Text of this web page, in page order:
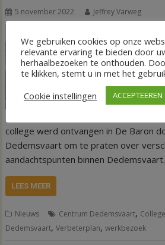
5 november 2022 Jeffrey Varweg
college werd ontvangen in De Baron
Dedemsvaart om te praten over
aandachtspunten binnen Dedemsvaart.
LEES MEER
Nieuws Centrum Dedemsvaart, College
Dedemsvaart,Verbeterplan,werkbezoek
We gebruiken cookies op onze
relevante ervaring te bieden door
herhaalbezoeken te onthouden.
te klikken, stemt u in met het
Cookie instellingen
ACCEPTEEREN